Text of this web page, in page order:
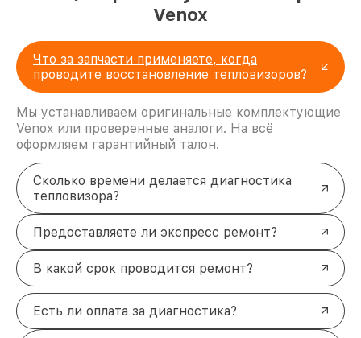
Venox
Что за запчасти применяете, когда
проводите восстановление тепловизоров?
Мы устанавливаем оригинальные комплектующие
Venox или проверенные аналоги. На всё
оформляем гарантийный талон.
Сколько времени делается диагностика
тепловизора?
Предоставляете ли экспресс ремонт?
В какой срок проводится ремонт?
Есть ли оплата за диагностика?